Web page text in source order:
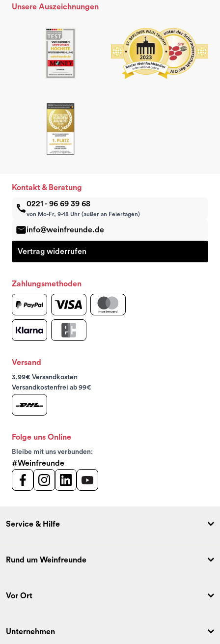
Unsere Auszeichnungen
Kontakt & Beratung
0221 - 96 69 39 68
von Mo-Fr, 9-18 Uhr (außer an Feiertagen)
info@weinfreunde.de
Vertrag widerrufen
Zahlungsmethoden
Versand
3,99€ Versandkosten
Versandkostenfrei ab 99€
Folge uns Online
Bleibe mit uns verbunden:
#Weinfreunde
Service & Hilfe
Rund um Weinfreunde
Vor Ort
Unternehmen